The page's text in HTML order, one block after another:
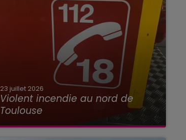
23 juillet 2026
Violent incendie au nord de
Toulouse